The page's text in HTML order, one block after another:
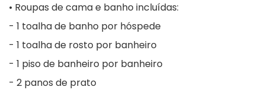
• Roupas de cama e banho incluídas:
- 1 toalha de banho por hóspede
- 1 toalha de rosto por banheiro
- 1 piso de banheiro por banheiro
- 2 panos de prato